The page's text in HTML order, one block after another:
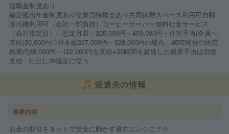
退職金制度あり
確定拠出年金制度あり従業員持株会あり共同休憩スペース利用可自動
販売機利用可（会社一部負担）コーヒーサーバー無料社食サービス
（会社指定日）◇想定月収：325,000円～450,000円＋住宅手当(全員へ
支給)50,000円◇基本給237,000円～328,000円の場合、45時間分の固定
残業代88,000円～122,000円を支給※30時間を超過した残業手当は別途
支給 ただし36協定に従う
派遣先の情報
事業内容
お金の取引をネットで安全に動かす裏方エンジニア☆